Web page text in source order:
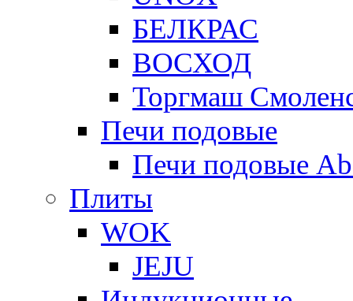
БЕЛКРАС
ВОСХОД
Торгмаш
Печи подовые
Печи подовые
Плиты
WOK
JEJU